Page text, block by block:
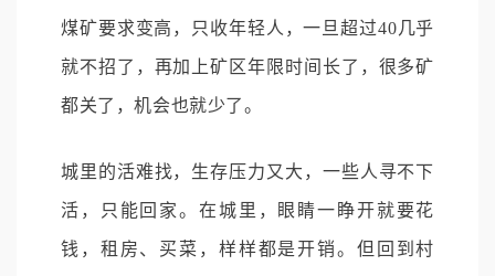
煤矿要求变高，只收年轻人，一旦超过40几乎
就不招了，再加上矿区年限时间长了，很多矿
都关了，机会也就少了。
城里的活难找，生存压力又大，一些人寻不下
活，只能回家。在城里，眼睛一睁开就要花
钱，租房、买菜，样样都是开销。但回到村